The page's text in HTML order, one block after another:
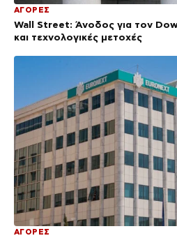
ΑΓΟΡΕΣ
Wall Street: Άνοδος για τον
και τεχνολογικές μετοχές
ΑΓΟΡΕΣ